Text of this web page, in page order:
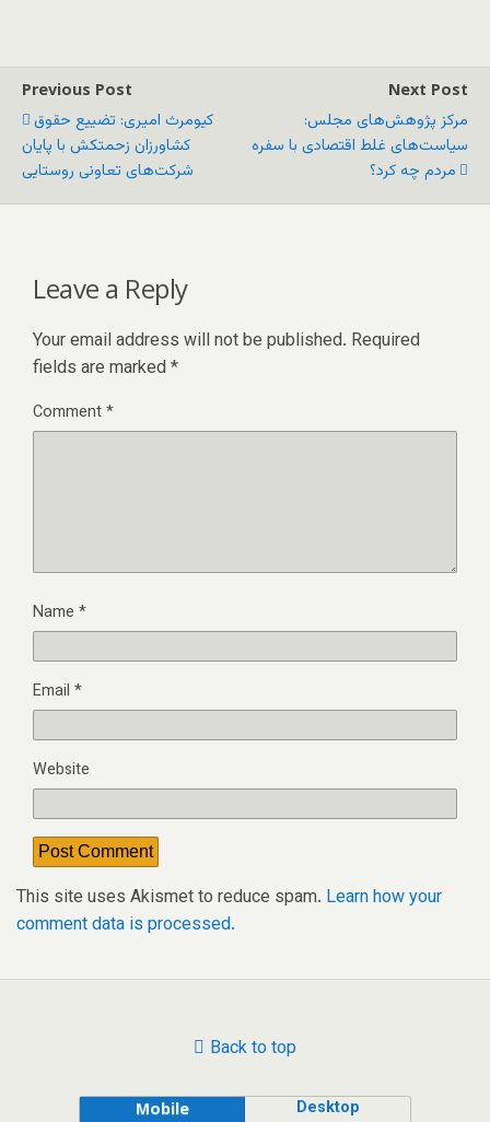
Previous Post
کیومرث امیری: تضییع حقوق
کشاورزان زحمتکش با پایان
شرکت‌های تعاونی روستایی
Next Post
مرکز پژوهش‌های مجلس:
سیاست‌های غلط اقتصادی با سفره
مردم چه کرد؟
Leave a Reply
Your email address will not be published. Required
fields are marked *
Comment*
Name *
Email *
Website
This site uses Akismet to reduce spam. Learn how your
comment data is processed.
Back to top
Mobile Desktop